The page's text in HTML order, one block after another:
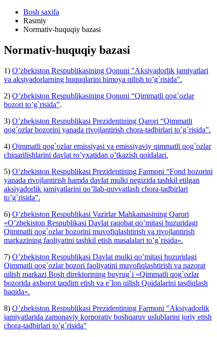
Bosh saxifa
Rasmiy
Normativ-huquqiy bazasi
Normativ-huquqiy bazasi
1) O’zbekiston Respublikasining Qonuni "Aksiyadorlik jamiyatlari
va aksiyadorlarning huquqlarini himoya qilish to’g`risida".
2) O’zbekiston Respublikasining Qonuni “Qimmatli qog`ozlar
bozori to’g`risida”.
3) O’zbekiston Respublikasi Prezidentining Qarori “Qimmatli
qog`ozlar bozorini yanada rivojlantirish chora-tadbirlari to’g`risida”.
4) Qimmatli qog`ozlar emissiyasi va emissiyaviy qimmatli qog`ozlar
chiqarilishlarini davlat ro’yxatidan o’tkazish qoidalari.
5) O’zbekiston Respublikasi Prezidentining Farmoni “Fond bozorini
yanada rivojlantirish hamda davlat mulki negizida tashkil etilgan
aksiyadorlik jamiyatlarini qo’llab-quvvatlash chora-tadbirlari
to’g`risida”.
6) O’zbekiston Respublikasi Vazirlar Mahkamasining Qarori
«O’zbekiston Respublikasi Davlat raqobat qo’mitasi huzuridagi
Qimmatli qog`ozlar bozorini muvofiqlashtirish va rivojlantirish
markazining faoliyatini tashkil etish masalalari to’g`risida».
7) O’zbekiston Respublikasi Davlat mulki qo’mitasi huzuridagi
Qimmatli qog`ozlar bozori faoliyatini muvofiqlashtirish va nazorat
qilish markazi Bosh direktorining buyrug`i «Qimmatli qog`ozlar
bozorida axborot taqdim etish va e`lon qilish Qoidalarini tasdiqlash
haqida».
8) O’zbekiston Respublikasi Prezidentining Farmoni "Aksiyadorlik
jamiyatlarida zamonaviy korporativ boshqaruv uslublarini joriy etish
chora-tadbirlari to’g`risida"